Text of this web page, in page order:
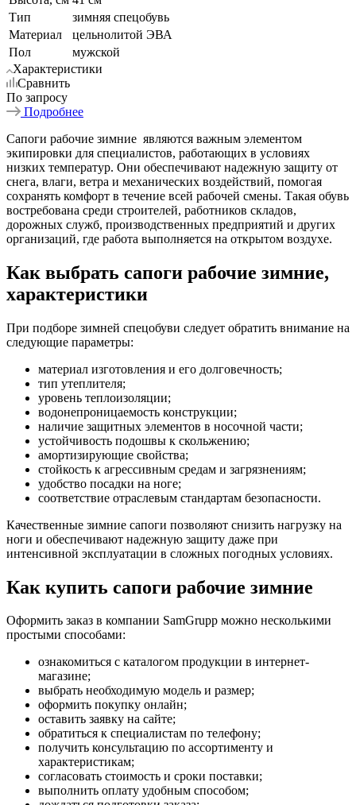
Тип
зимняя спецобувь
Материал
цельнолитой ЭВА
Пол
мужской
Характеристики
Сравнить
По запросу
Подробнее
Сапоги рабочие зимние являются важным элементом
экипировки для специалистов, работающих в условиях
низких температур. Они обеспечивают надежную защиту от
снега, влаги, ветра и механических воздействий, помогая
сохранять комфорт в течение всей рабочей смены. Такая обувь
востребована среди строителей, работников складов,
дорожных служб, производственных предприятий и других
организаций, где работа выполняется на открытом воздухе.
Как выбрать сапоги рабочие зимние,
характеристики
При подборе зимней спецобуви следует обратить внимание на
следующие параметры:
материал изготовления и его долговечность;
тип утеплителя;
уровень теплоизоляции;
водонепроницаемость конструкции;
наличие защитных элементов в носочной части;
устойчивость подошвы к скольжению;
амортизирующие свойства;
стойкость к агрессивным средам и загрязнениям;
удобство посадки на ноге;
соответствие отраслевым стандартам безопасности.
Качественные зимние сапоги позволяют снизить нагрузку на
ноги и обеспечивают надежную защиту даже при
интенсивной эксплуатации в сложных погодных условиях.
Как купить сапоги рабочие зимние
Оформить заказ в компании SamGrupp можно несколькими
простыми способами:
ознакомиться с каталогом продукции в интернет-
магазине;
выбрать необходимую модель и размер;
оформить покупку онлайн;
оставить заявку на сайте;
обратиться к специалистам по телефону;
получить консультацию по ассортименту и
характеристикам;
согласовать стоимость и сроки поставки;
выполнить оплату удобным способом;